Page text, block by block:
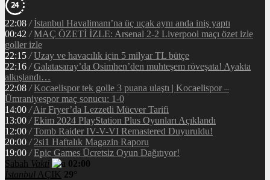
22:08 / İstanbul Havalimanı’na üç uçak aynı anda iniş yaptı
00:42 / MAÇ ÖZETİ İZLE: Arsenal 2-2 Liverpool maçı özet izle
goller izle
22:15 / Uzay ve havacılık için 5 milyar TL bütçe
22:16 / Galatasaray’da Osimhen’den muhteşem röveşata! Ayakta
alkışlandı…
22:08 / Kocaelispor tek golle 3 puana ulaştı | Kocaelispor –
Ümraniyespor maç sonucu: 1-0
14:00 / Air Fryer’da Lezzetli Mücver Tarifi
13:00 / Ekim 2024 PlayStation Plus Oyunları Açıklandı
12:00 / Tomb Raider IV-V-VI Remastered Duyuruldu!
20:00 / 2si1 Haftalık Magazin Raporu
19:00 / Epic Games Ücretsiz Oyun Dağıtıyor!
Sabah Vakti
02:00
İstanbul AÇIK 29°